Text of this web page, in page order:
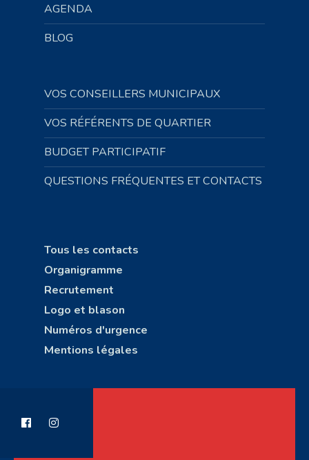
AGENDA
BLOG
VOS CONSEILLERS MUNICIPAUX
VOS RÉFÉRENTS DE QUARTIER
BUDGET PARTICIPATIF
QUESTIONS FRÉQUENTES ET CONTACTS
Tous les contacts
Organigramme
Recrutement
Logo et blason
Numéros d'urgence
Mentions légales